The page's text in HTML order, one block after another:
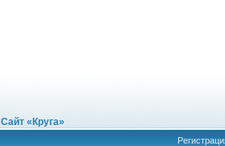
Сайт «Круга»